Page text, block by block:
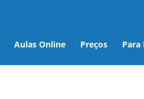
Aulas Online Preços Para